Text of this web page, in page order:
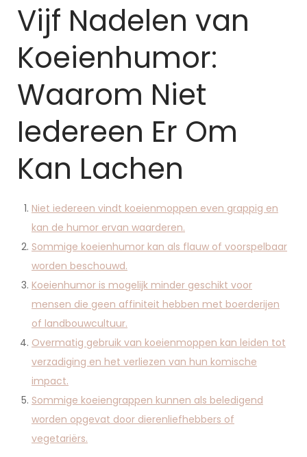
Vijf Nadelen van
Koeienhumor:
Waarom Niet
Iedereen Er Om
Kan Lachen
Niet iedereen vindt koeienmoppen even grappig en
kan de humor ervan waarderen.
Sommige koeienhumor kan als flauw of voorspelbaar
worden beschouwd.
Koeienhumor is mogelijk minder geschikt voor
mensen die geen affiniteit hebben met boerderijen
of landbouwcultuur.
Overmatig gebruik van koeienmoppen kan leiden tot
verzadiging en het verliezen van hun komische
impact.
Sommige koeiengrappen kunnen als beledigend
worden opgevat door dierenliefhebbers of
vegetariërs.